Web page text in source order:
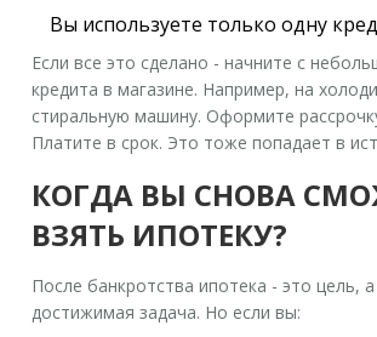
Вы используете только одну
Если все это сделано - начните с
кредита в магазине. Например, на
стиральную машину. Оформите
Платите в срок. Это тоже попадает в
КОГДА ВЫ СНОВА
ВЗЯТЬ ИПОТЕКУ?
После банкротства ипотека - это цель, а
достижимая задача. Но если вы: